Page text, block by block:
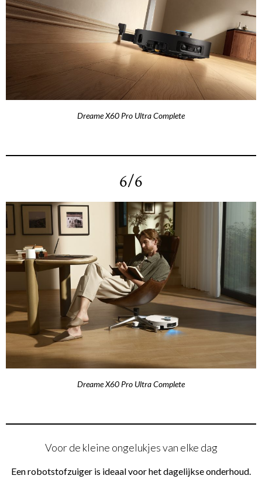
Dreame X60 Pro Ultra Complete
6/6
Dreame X60 Pro Ultra Complete
Voor de kleine ongelukjes van elke dag
Een robotstofzuiger is ideaal voor het dagelijkse onderhoud.